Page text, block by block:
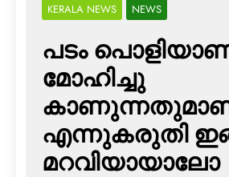
KERALA NEWS NEWS
പടം
മോഹിച്ചു
എന്നുകരുതി
മറവിയായാലോ